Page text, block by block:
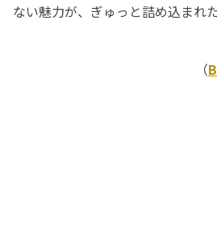
ない魅力が、ぎゅっと詰め込まれ
（